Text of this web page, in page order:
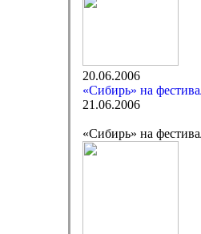
20.06.2006
«Сибирь» на
21.06.2006
«Сибирь» на